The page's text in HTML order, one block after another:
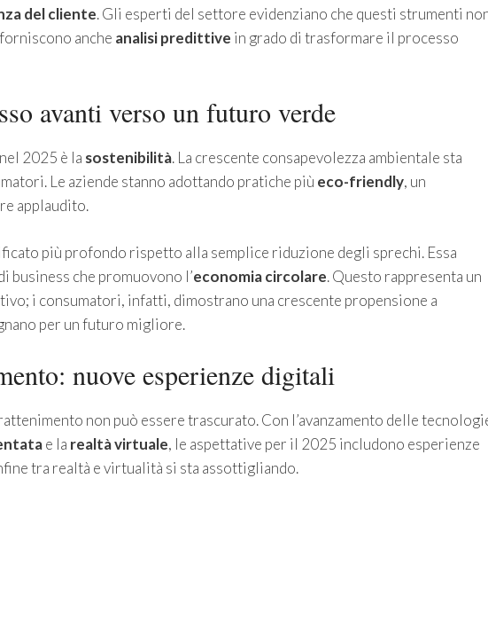
del cliente. Gli esperti del settore evidenziano che questi strumenti
anche analisi predittive in grado di trasformare il processo
avanti verso un futuro verde
2025 è la sostenibilità. La crescente consapevolezza ambientale sta
Le aziende stanno adottando pratiche più eco-friendly, un
applaudito.
più profondo rispetto alla semplice riduzione degli sprechi. Essa
business che promuovono l’economia circolare. Questo rappresenta un
i consumatori, infatti, dimostrano una crescente propensione a
per un futuro migliore.
nuove esperienze digitali
non può essere trascurato. Con l’avanzamento delle
e la realtà virtuale, le aspettative per il 2025 includono esperienze
tra realtà e virtualità si sta assottigliando.